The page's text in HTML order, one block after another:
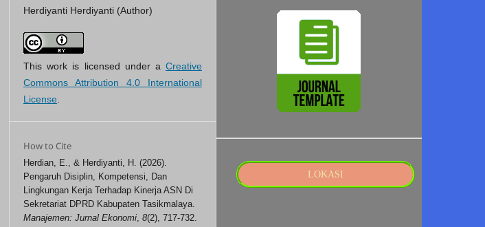
Herdiyanti Herdiyanti (Author)
This work is licensed under a Creative
Commons Attribution 4.0 International
License
How to Cite
Herdian, E., & Herdiyanti, H. (2026).
Pengaruh Disiplin, Kompetensi, Dan
Lingkungan Kerja Terhadap Kinerja ASN Di
Sekretariat DPRD Kabupaten Tasikmalaya.
Manajemen: Jurnal Ekonomi ,8(2), 717-732.
LOKASI